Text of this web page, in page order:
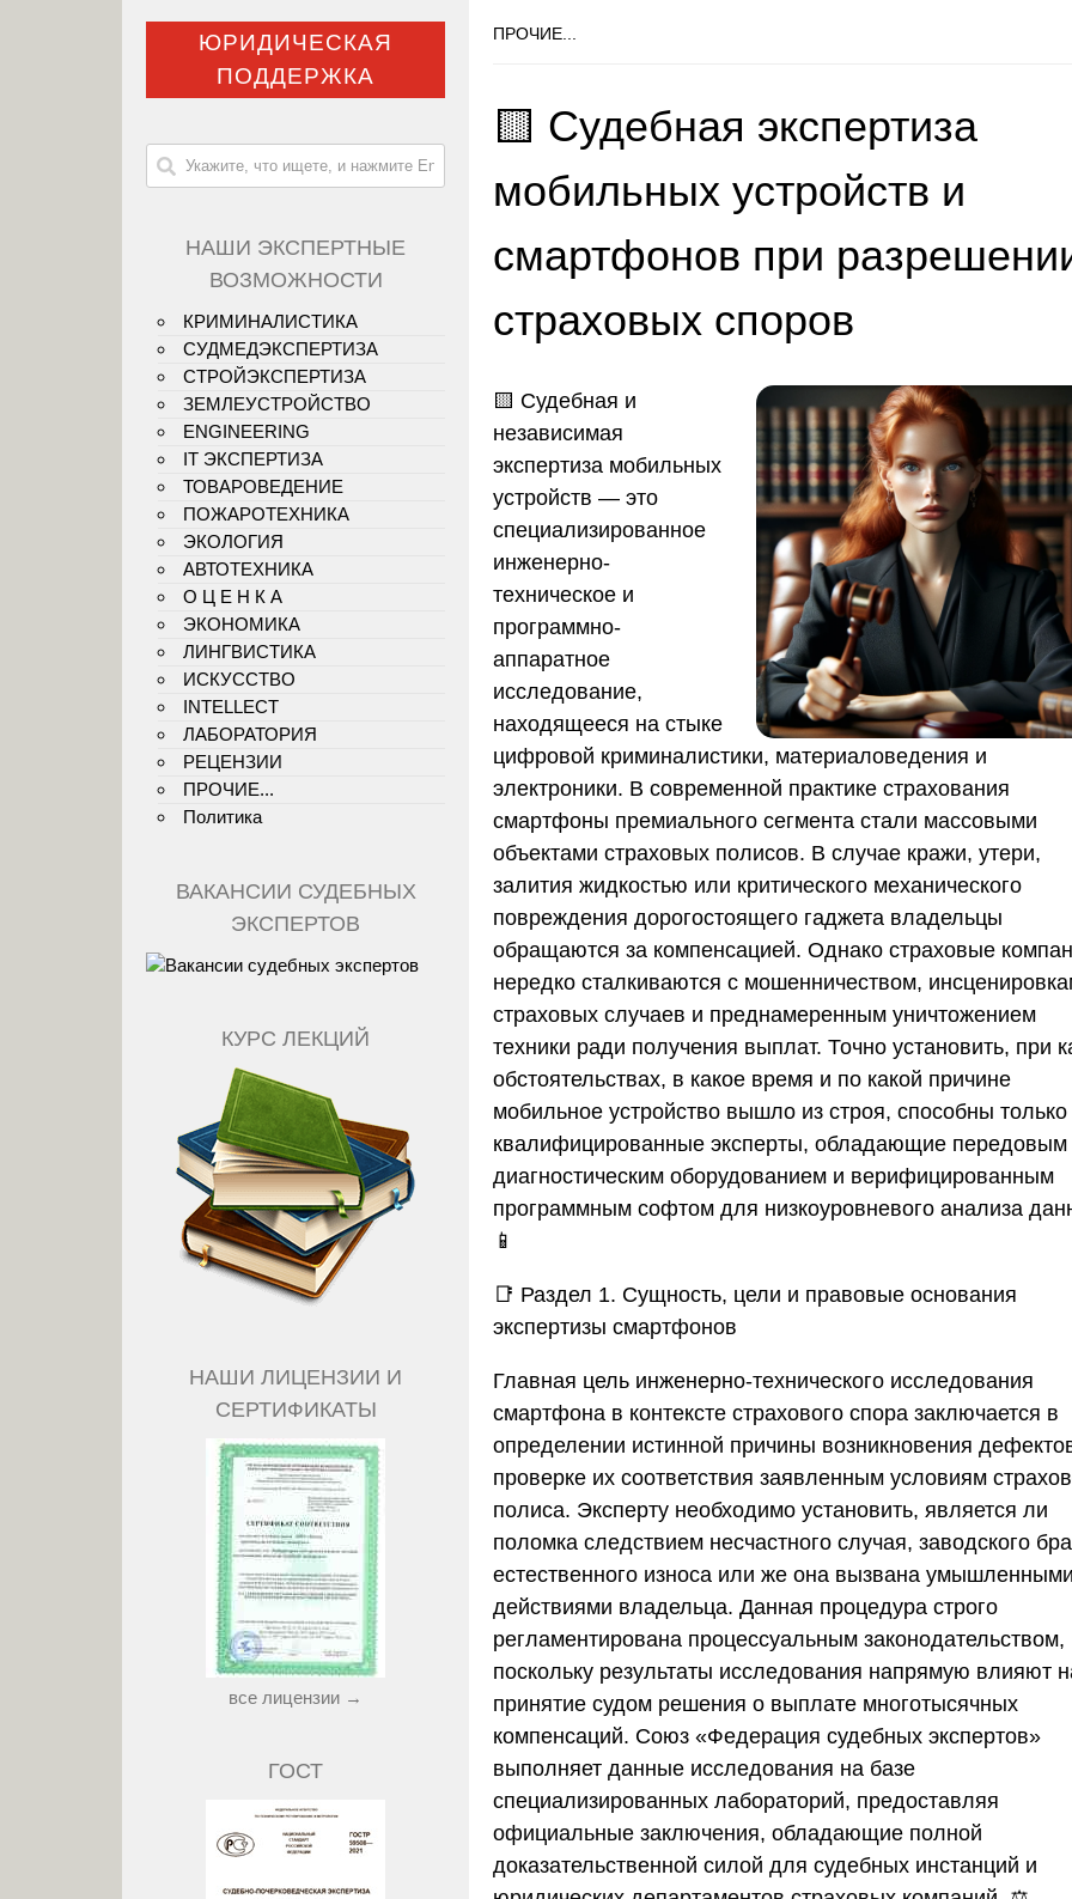
ПРОЧИЕ...
🟨 Судебная экспертиза
мобильных устройств и
смартфонов при
страховых споров
🟨 Судебная и
независимая
экспертиза мобильных
устройств — это
специализированное
инженерно-
техническое и
программно-
аппаратное
исследование,
находящееся на стыке
цифровой криминалистики, материаловедения и
электроники. В современной практике страхования
смартфоны премиального сегмента стали массовыми
объектами страховых полисов. В случае кражи, утери,
залития жидкостью или критического механического
повреждения дорогостоящего гаджета владельцы
обращаются за компенсацией. Однако страховые
нередко сталкиваются с мошенничеством,
страховых случаев и преднамеренным уничтожением
техники ради получения выплат. Точно установить, при
обстоятельствах, в какое время и по какой причине
мобильное устройство вышло из строя, способны только
квалифицированные эксперты, обладающие передовым
диагностическим оборудованием и верифицированным
программным софтом для низкоуровневого анализа
📱
📑 Раздел 1. Сущность, цели и правовые основания
экспертизы смартфонов
Главная цель инженерно-технического исследования
смартфона в контексте страхового спора заключается в
определении истинной причины возникновения
проверке их соответствия заявленным условиям
полиса. Эксперту необходимо установить, является ли
поломка следствием несчастного случая, заводского
естественного износа или же она вызвана умышленными
действиями владельца. Данная процедура строго
регламентирована процессуальным законодательством,
поскольку результаты исследования напрямую влияют
принятие судом решения о выплате многотысячных
компенсаций. Союз «Федерация судебных экспертов»
выполняет данные исследования на базе
специализированных лабораторий, предоставляя
официальные заключения, обладающие полной
доказательственной силой для судебных инстанций и
ЮРИДИЧЕСКАЯ
ПОДДЕРЖКА
НАШИ ЭКСПЕРТНЫЕ
ВОЗМОЖНОСТИ
КРИМИНАЛИСТИКА
СУДМЕДЭКСПЕРТИЗА
СТРОЙЭКСПЕРТИЗА
ЗЕМЛЕУСТРОЙСТВО
ENGINEERING
IT ЭКСПЕРТИЗА
ТОВАРОВЕДЕНИЕ
ПОЖАРОТЕХНИКА
ЭКОЛОГИЯ
АВТОТЕХНИКА
О Ц Е Н К А
ЭКОНОМИКА
ЛИНГВИСТИКА
ИСКУССТВО
INTELLECT
ЛАБОРАТОРИЯ
РЕЦЕНЗИИ
ПРОЧИЕ...
Политика
ВАКАНСИИ СУДЕБНЫХ
ЭКСПЕРТОВ
КУРС ЛЕКЦИЙ
НАШИ ЛИЦЕНЗИИ И
СЕРТИФИКАТЫ
все лицензии →
ГОСТ